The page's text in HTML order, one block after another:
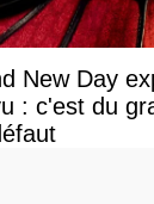
New Day
: c'est du